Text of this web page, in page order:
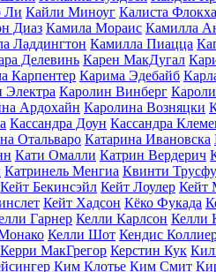
Ли Кайли Миноуг Калиста
Диаз Камила Мораис Камилла
Ладдингтон Камилла Пиацца
Делевинь Карен МакДугал
Карпентер Карима Эдебайб
Электра Каролин Винберг
Ардохайн Каролина Возняцки
Кассандра Доун Кассандра
Отальваро Катарина Ивановска
Кати Омалли Катрин Вердерич
Катринель Менгиа Квинти
Кейт Бекинсэйл Кейт Лоулер Кейт
Кейт Хадсон Кёко Фукада
Гарнер Келли Карлсон Келли
Келли Шот Кендис
Керри МакГрегор Керстин Кук
Ким Клотье Ким Смит